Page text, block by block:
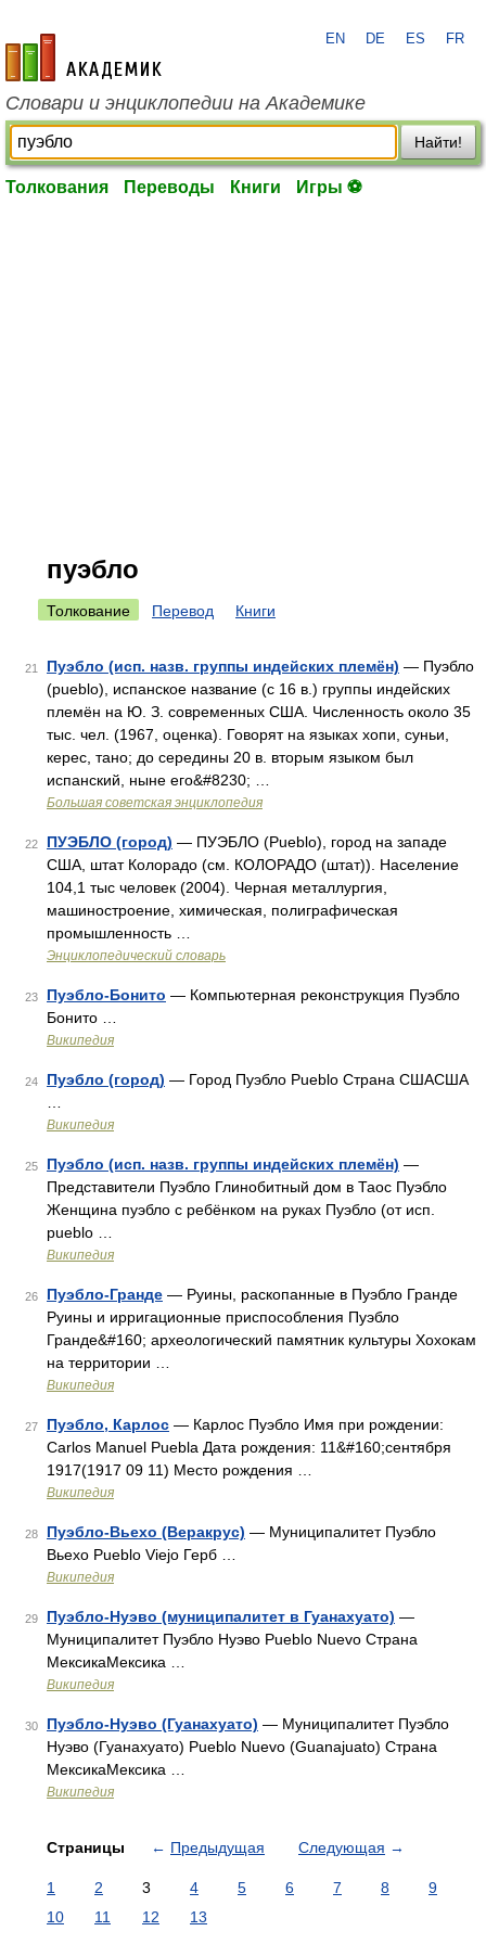
academic.ru
EN DE ES FR
Словари и энциклопедии на Академике
Найти!
Толкования Переводы Книги Игры ⚽
пуэбло
Толкование Перевод Книги
21 Пуэбло (исп. назв. группы индейских племён) — Пуэбло
(pueblo), испанское название (с 16 в.) группы индейских
племён на Ю. З. современных США. Численность около 35
тыс. чел. (1967, оценка). Говорят на языках хопи, суньи,
керес, тано; до середины 20 в. вторым языком был
испанский, ныне его&#8230; …
Большая советская энциклопедия
22 ПУЭБЛО (город) — ПУЭБЛО (Pueblo), город на западе
США, штат Колорадо (см. КОЛОРАДО (штат)). Население
104,1 тыс человек (2004). Черная металлургия,
машиностроение, химическая, полиграфическая
промышленность …
Энциклопедический словарь
23 Пуэбло-Бонито — Компьютерная реконструкция Пуэбло
Бонито …
Википедия
24 Пуэбло (город) — Город Пуэбло Pueblo Страна СШАСША
Википедия
25 Пуэбло (исп. назв. группы индейских племён) —
Представители Пуэбло Глинобитный дом в Таос Пуэбло
Женщина пуэбло с ребёнком на руках Пуэбло (от исп.
pueblo …
Википедия
26 Пуэбло-Гранде — Руины, раскопанные в Пуэбло Гранде
Руины и ирригационные приспособления Пуэбло
Гранде&#160; археологический памятник культуры Хохокам
на территории …
Википедия
27 Пуэбло, Карлос — Карлос Пуэбло Имя при рождении:
Carlos Manuel Puebla Дата рождения: 11&#160;сентября
1917(1917 09 11) Место рождения …
Википедия
28 Пуэбло-Вьехо (Веракрус) — Муниципалитет Пуэбло
Вьехо Pueblo Viejo Герб …
Википедия
29 Пуэбло-Нуэво (муниципалитет в Гуанахуато) —
Муниципалитет Пуэбло Нуэво Pueblo Nuevo Страна
МексикаМексика …
Википедия
30 Пуэбло-Нуэво (Гуанахуато) — Муниципалитет Пуэбло
Нуэво (Гуанахуато) Pueblo Nuevo (Guanajuato) Страна
МексикаМексика …
Википедия
Страницы ← Предыдущая Следующая →
1 2 3 4 5 6 7 8
9
10
11 12 13